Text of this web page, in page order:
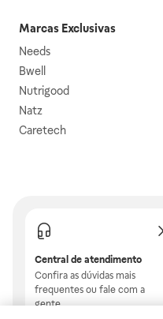
Marcas Exclusivas
Needs
Bwell
Nutrigood
Natz
Caretech
Central de atendimento
Confira as dúvidas mais
frequentes ou fale com a
gente.